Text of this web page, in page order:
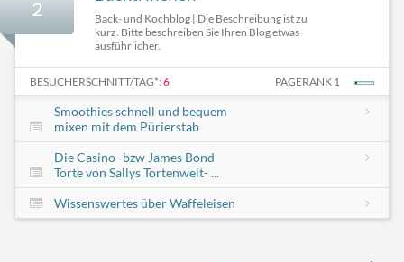
2
Back- und Kochblog | Die Beschreibung ist zu
kurz. Bitte beschreiben Sie Ihren Blog etwas
ausführlicher.
BESUCHERSCHNITT/TAG*: 6 PAGERANK 1
Smoothies schnell und bequem
mixen mit dem Pürierstab
Die Casino- bzw James Bond
Torte von Sallys Tortenwelt- ...
Wissenswertes über Waffeleisen